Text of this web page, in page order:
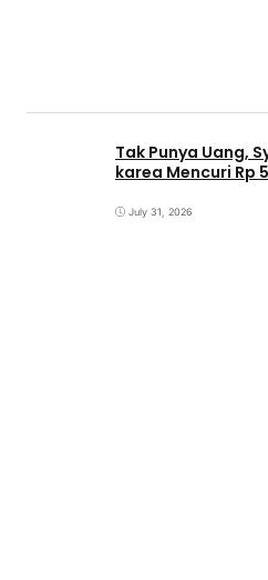
Tak Punya Uang,
karea Mencuri Rp
July 31, 2026